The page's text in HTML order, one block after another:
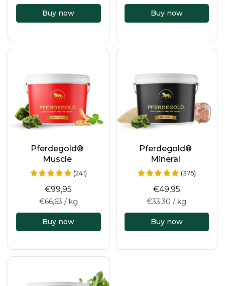
Buy now Buy now
Pferdegold®
Muscle
(241)
€99,95
€66,63 / kg
Buy now
Pferdegold®
Mineral
(375)
€49,95
€33,30 / kg
Buy now